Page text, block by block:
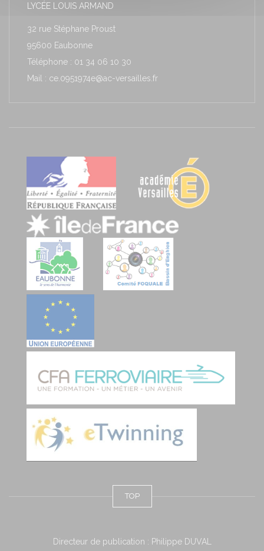
LYCÉE LOUIS ARMAND
32 rue Stéphane Proust
95600 Eaubonne
Téléphone : 01 34 06 10 30
Mail : ce.0951974e@ac-versailles.fr
TOP
Directeur de publication : Philippe DUVAL